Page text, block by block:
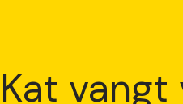
Kat vangt